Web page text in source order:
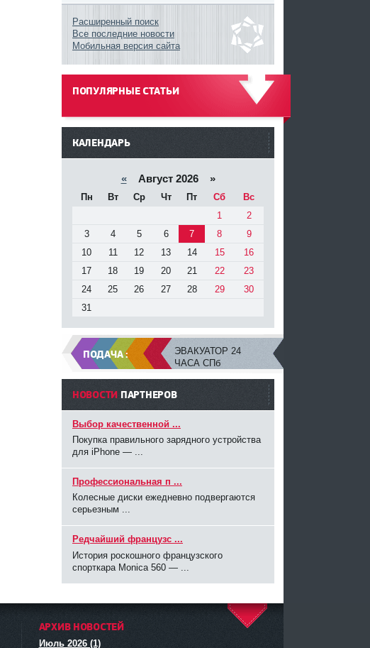
Расширенный поиск
Все последние новости
Мобильная версия сайта
ПОПУЛЯРНЫЕ СТАТЬИ
------
КАЛЕНДАРЬ
«Август 2026 »
Пн Вт Ср Чт Пт Сб
Вс
1
2
3
4 5 6 7 8
9
10
11 12 13 14 15
16
17
18 19 20 21 22
23
24
25 26 27 28 29
30
31
ЭВАКУАТОР 24
ЧАСА СПб
ПОДАЧА :
НОВОСТИ ПАРТНЕРОВ
Выбор качественной ...
Покупка правильного зарядного устройства
для iPhone — ...
Профессиональная п ...
Колесные диски ежедневно подвергаются
серьезным ...
Редчайший французс ...
История роскошного французского
спорткара Monica 560 — ...
АРХИВ НОВОСТЕЙ
Июль 2026 (1)